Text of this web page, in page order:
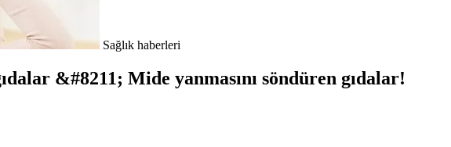
Sağlık haberleri
&#8211; Mide yanmasını söndüren gıdalar!